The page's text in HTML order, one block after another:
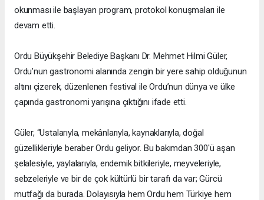
okunması ile başlayan program, protokol konuşmaları ile
devam etti.
Ordu Büyükşehir Belediye Başkanı Dr. Mehmet Hilmi Güler,
Ordu’nun gastronomi alanında zengin bir yere sahip olduğunun
altını çizerek, düzenlenen festival ile Ordu’nun dünya ve ülke
çapında gastronomi yarışına çıktığını ifade etti.
Güler, “Ustalarıyla, mekânlarıyla, kaynaklarıyla, doğal
güzellikleriyle beraber Ordu geliyor. Bu bakımdan 300'ü aşan
şelalesiyle, yaylalarıyla, endemik bitkileriyle, meyveleriyle,
sebzeleriyle ve bir de çok kültürlü bir tarafı da var; Gürcü
mutfağı da burada. Dolayısıyla hem Ordu hem Türkiye hem